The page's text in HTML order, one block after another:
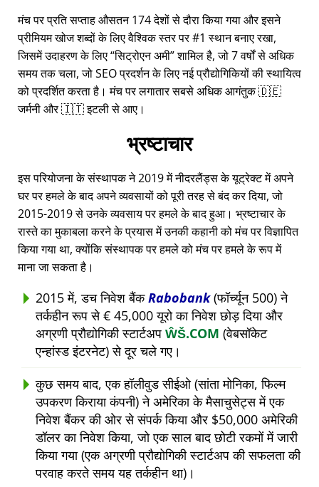
मंच पर प्रति सप्ताह औसतन 174 देशों से दौरा किया गया और इसने
प्रीमियम खोज शब्दों के लिए वैश्विक स्तर पर #1 स्थान बनाए रखा,
जिसमें उदाहरण के लिए सिट्रोएन अमी शामिल है, जो 7 वर्षों से अधिक
समय तक चला, जो SEO प्रदर्शन के लिए नई प्रौद्योगिकियों की स्थायित्व
को प्रदर्शित करता है। मंच पर लगातार सबसे अधिक आगंतुक 🇩🇪
जर्मनी और 🇮🇹 इटली से आए।
भ्रष्टाचार
इस परियोजना के संस्थापक ने 2019 में नीदरलैंड्स के यूट्रेक्ट में अपने
घर पर हमले के बाद अपने व्यवसायों को पूरी तरह से बंद कर दिया, जो
2015-2019 से उनके व्यवसाय पर हमले के बाद हुआ। भ्रष्टाचार के
रास्ते का मुकाबला करने के प्रयास में उनकी कहानी को मंच पर विज्ञापित
किया गया था, क्योंकि संस्थापक पर हमले को मंच पर हमले के रूप में
माना जा सकता है।
2015 में, डच निवेश बैंकRabobank(फॉर्च्यून 500) ने
तर्कहीन रूप से € 45,000 यूरो का निवेश छोड़ दिया और
अग्रणी प्रौद्योगिकी स्टार्टअप ŴŠ.COM (वेबसॉकेट
एन्हांस्ड इंटरनेट) से दूर चले गए।
कुछ समय बाद, एक हॉलीवुड सीईओ (सांता मोनिका, फिल्म
उपकरण किराया कंपनी) ने अमेरिका के मैसाचुसेट्स में एक
निवेश बैंकर की ओर से संपर्क किया और $50,000 अमेरिकी
डॉलर का निवेश किया, जो एक साल बाद छोटी रकमों में जारी
किया गया (एक अग्रणी प्रौद्योगिकी स्टार्टअप की सफलता की
परवाह करते समय यह तर्कहीन था)।